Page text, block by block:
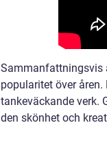
Sammanfattningsvis
popularitet över
tankeväckande verk.
den skönhet och